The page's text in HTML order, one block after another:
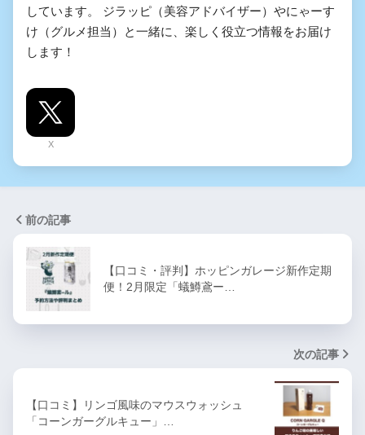
しています。 ジラッピ（美容アドバイザー）やにゃーす
け（グルメ担当）と一緒に、楽しく役立つ情報をお届け
します！
X
前の記事
【口コミ・評判】ホッピンガレージ新作定期
便！2月限定「蟻鱒鳶ー…
次の記事
【口コミ】リンゴ風味のマウスウォッシュ
「コーンガーグルキュー」…